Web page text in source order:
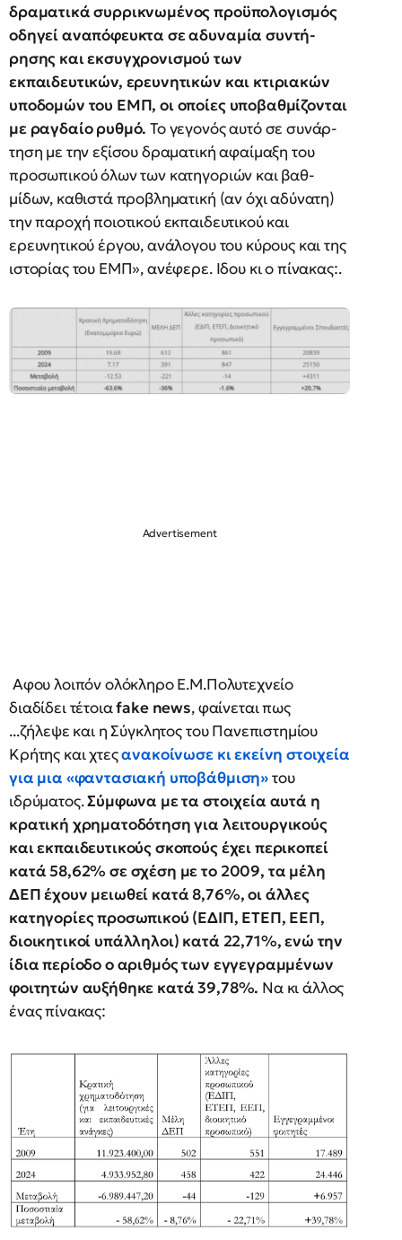
δραματικά συρρικνωμένος προϋπολογισμός
οδηγεί αναπόφευκτα σε αδυναμία συ­ντή­
ρησης και εκσυγχρονισμού των
εκπαιδευτικών, ερευνητικών και κτιριακών
υποδο­μών του ΕΜΠ, οι οποίες υποβαθμίζονται
με ραγδαίο ρυθμό.Το γεγονός αυτό σε συνάρ­
τηση με την εξίσου δραματική αφαίμαξη του
προσωπικού όλων των κατηγοριών και βαθ­
μίδων, καθιστά προβληματική (αν όχι αδύνατη)
την παροχή ποιοτικού εκπαιδευτι­κού και
ερευνητικού έργου, ανάλογου του κύρους και της
ιστορίας του ΕΜΠ», ανέφερε. Ιδου κι ο πίνακας:.
Αφου λοιπόν ολόκληρο Ε.Μ.Πολυτεχνείο
διαδίδει τέτοιαfake news, φαίνεται πως
...ζήλεψε και η Σύγκλητος του Πανεπιστημίου
Κρήτης και χτεςανακοίνωσε κι εκείνη στοιχεία
για μια «φαντασιακή υποβάθμιση»του
ιδρύματος.Σύμφωνα με τα στοιχεία αυτά η
κρατική χρηματοδότηση για λειτουργικούς
και εκπαιδευτικούς σκοπούς έχει περικοπεί
κατά 58,62% σε σχέση με το 2009, τα μέλη
ΔΕΠ έχουν μειωθεί κατά 8,76%, οι άλλες
κατηγορίες προσωπικού (ΕΔΙΠ, ΕΤΕΠ, ΕΕΠ,
διοικητικοί υπάλληλοι) κατά 22,71%, ενώ την
ίδια περίοδο ο αριθμός των εγγεγραμμένων
φοιτητών αυξήθηκε κατά 39,78%. Να κι άλλος
ένας πίνακας: